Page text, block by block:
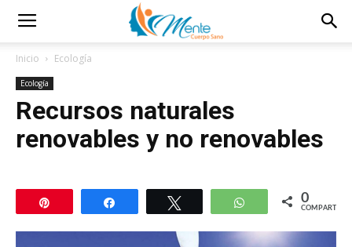
Inicio Ecología
Ecología
Recursos naturales
renovables y no renovables
Compartir WhatsApp
0
COMPARTIR